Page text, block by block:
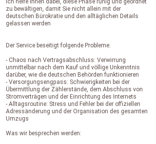
Ich helfe Ihnen dabei, diese Phase ruhig und geordnet
zu bewältigen, damit Sie nicht allein mit der
deutschen Bürokratie und den alltäglichen Details
gelassen werden
Der Service beseitigt folgende Probleme:
- Chaos nach Vertragsabschluss: Verwirrung
unmittelbar nach dem Kauf und völlige Unkenntnis
darüber, wie die deutschen Behörden funktionieren
- Versorgungsengpass: Schwierigkeiten bei der
Übermittlung der Zählerstände, dem Abschluss von
Stromverträgen und der Einrichtung des Internets
- Alltagsroutine: Stress und Fehler bei der offiziellen
Adressänderung und der Organisation des gesamten
Umzugs
Was wir besprechen werden: